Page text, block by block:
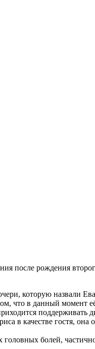
после рождения
которую назвали
что в данный момент
поддерживать
в качестве гостя, она
болей,